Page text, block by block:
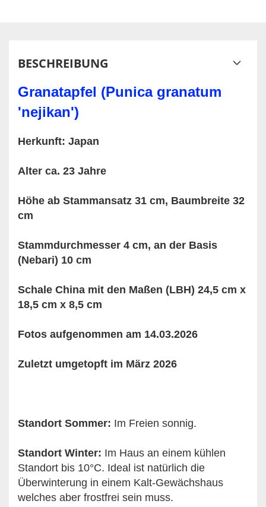
BESCHREIBUNG
Granatapfel (Punica granatum
'nejikan')
Herkunft: Japan
Alter ca. 23 Jahre
Höhe ab Stammansatz 31 cm, Baumbreite 32
cm
Stammdurchmesser 4 cm, an der Basis
(Nebari) 10 cm
Schale China mit den Maßen (LBH) 24,5 cm x
18,5 cm x 8,5 cm
Fotos aufgenommen am 14.03.2026
Zuletzt umgetopft im März 2026
Standort Sommer: Im Freien sonnig.
Standort Winter: Im Haus an einem kühlen
Standort bis 10°C. Ideal ist natürlich die
Überwinterung in einem Kalt-Gewächshaus
welches aber frostfrei sein muss.